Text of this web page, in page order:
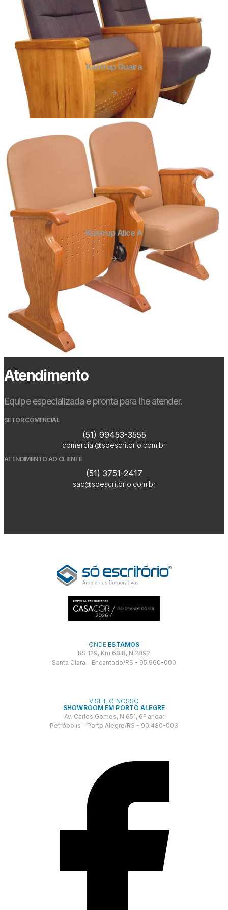
Kastrup Guaíra
Kastrup Alice A
Atendimento
Equipe especializada e pronta para lhe atender.
SETOR COMERCIAL
(51) 99453-3555
comercial@soescritorio.com.br
ATENDIMENTO AO CLIENTE
(51) 3751-2417
sac@soescritório.com.br
ONDE ESTAMOS
RS 129, Km 68,8, N 2892
Santa Clara - Encantado/RS - 95.960-000
VISITE O NOSSO
SHOWROOM EM PORTO ALEGRE
Av. Carlos Gomes, N 651, 6º andar
Petrópolis - Porto Alegre/RS - 90.480-003